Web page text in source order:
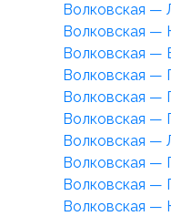
Волковская —
Волковская —
Волковская —
Волковская —
Волковская —
Волковская —
Волковская —
Волковская —
Волковская —
Волковская —